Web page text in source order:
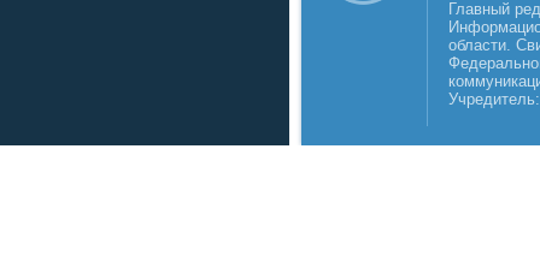
Главный
области.